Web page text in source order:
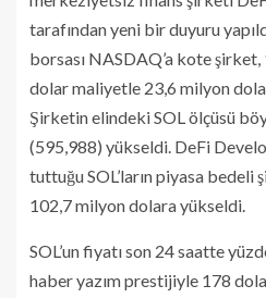
tarafından yeni bir duyuru
borsası NASDAQ’a kote
dolar maliyetle 23,6 milyon dolar
Şirketin elindeki SOL ölçüsü
(595,988) yükseldi. DeFi
tuttuğu SOL’ların piyasa bedeli
102,7 milyon dolara yükseldi.
SOL’un fiyatı son 24 saatte
haber yazım prestijiyle 178